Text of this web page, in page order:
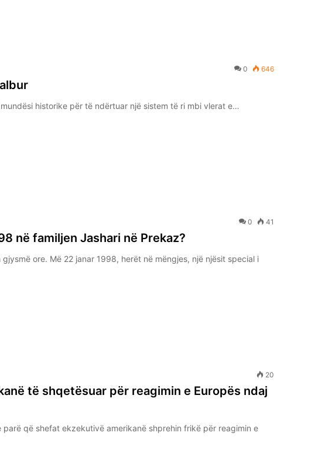
0 646
historike për të ndërtuar një sistem të ri mbi vlerat e…
0 41
në familjen Jashari në Prekaz?
ore. Më 22 janar 1998, herët në mëngjes, një njësit special i
20
të shqetësuar për reagimin e Europës ndaj
parë që shefat ekzekutivë amerikanë shprehin frikë për reagimin e